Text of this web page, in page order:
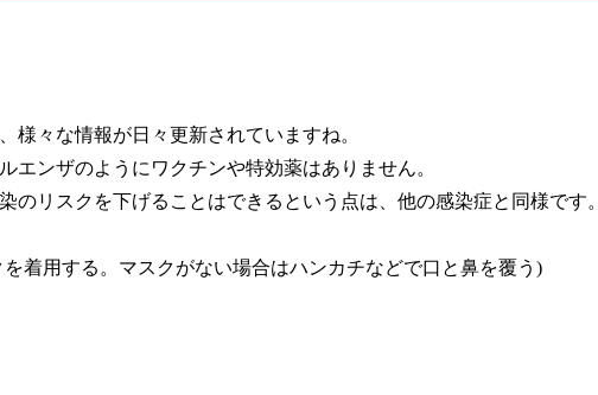
様々な情報が日々更新されていますね。
エンザのようにワクチンや特効薬はありません。
のリスクを下げることはできるという点は、他の感染症と同様です。
着用する。マスクがない場合はハンカチなどで口と鼻を覆う)